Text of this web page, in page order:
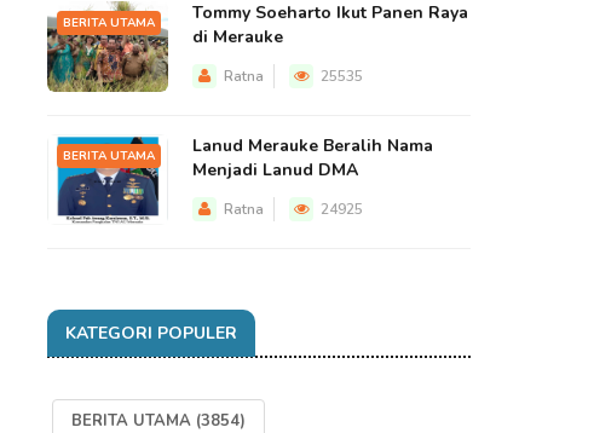
BERITA UTAMA
Tommy Soeharto Ikut Panen Raya
di Merauke
Ratna 25535
BERITA UTAMA
Lanud Merauke Beralih Nama
Menjadi Lanud DMA
Ratna 24925
KATEGORI POPULER
BERITA UTAMA (3854)